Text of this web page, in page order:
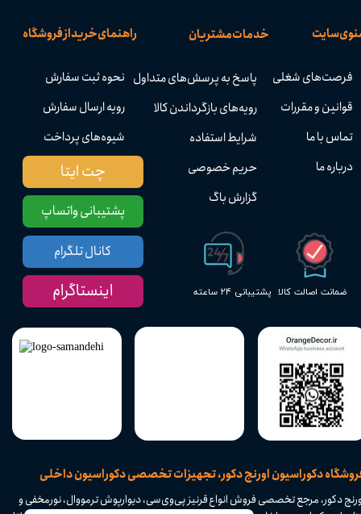
دکوراسیون اورنج دکور، تجهیزات تخصصی دکوراسیون داخلی
پشتیبانی ۲۴ ساعته ضمانت اصالت کالا
راهنمای خرید از فروشگاه
نحوه ثبت سفارش
رویه ارسال سفارش
شیوه‌های پرداخت
خدمات مشتریان
پاسخ به پرسش‌های متداول
رویه‌های بازگرداندن کالا
شرایط استفاده
حریم خصوصی
گزارش باگ
سایت
فرصت‌های شغلی
قوانین و مقررات
تماس با ما
درباره ما
دکور، مرجع تخصصی فروش انواع قرنیز پی‌وی‌سی، دیوارپوش ترمووال، نورمخفی و
پشتیبانی واتساپ
چت ایتا
کانال تلگرام
اینستاگرام